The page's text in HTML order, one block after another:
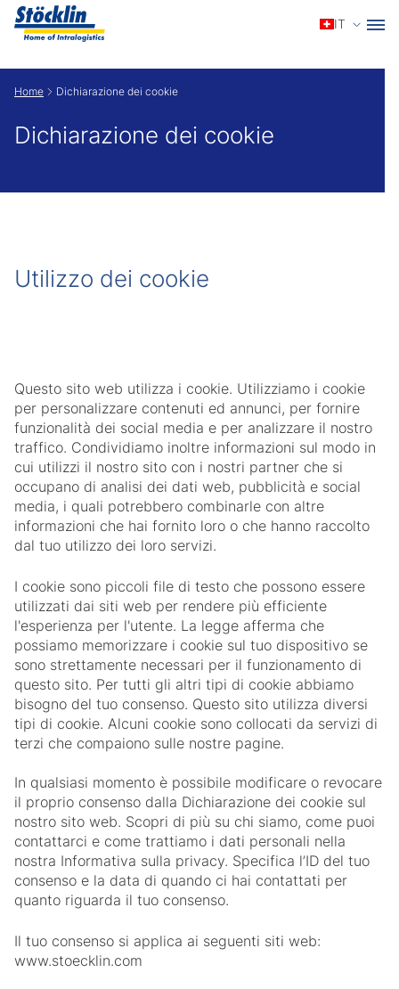
IT
Home Dichiarazione dei cookie
Dichiarazione dei cookie
Utilizzo dei cookie
Questo sito web utilizza i cookie. Utilizziamo i cookie
per personalizzare contenuti ed annunci, per fornire
funzionalità dei social media e per analizzare il nostro
traffico. Condividiamo inoltre informazioni sul modo in
cui utilizzi il nostro sito con i nostri partner che si
occupano di analisi dei dati web, pubblicità e social
media, i quali potrebbero combinarle con altre
informazioni che hai fornito loro o che hanno raccolto
dal tuo utilizzo dei loro servizi.
I cookie sono piccoli file di testo che possono essere
utilizzati dai siti web per rendere più efficiente
l'esperienza per l'utente. La legge afferma che
possiamo memorizzare i cookie sul tuo dispositivo se
sono strettamente necessari per il funzionamento di
questo sito. Per tutti gli altri tipi di cookie abbiamo
bisogno del tuo consenso. Questo sito utilizza diversi
tipi di cookie. Alcuni cookie sono collocati da servizi di
terzi che compaiono sulle nostre pagine.
In qualsiasi momento è possibile modificare o revocare
il proprio consenso dalla Dichiarazione dei cookie sul
nostro sito web. Scopri di più su chi siamo, come puoi
contattarci e come trattiamo i dati personali nella
nostra Informativa sulla privacy. Specifica l’ID del tuo
consenso e la data di quando ci hai contattati per
quanto riguarda il tuo consenso.
Il tuo consenso si applica ai seguenti siti web:
www.stoecklin.com